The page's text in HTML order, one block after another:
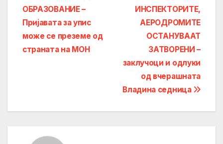
navigation
ИНСПЕКТОРИТЕ,
АЕРОДРОМИТЕ
ОСТАНУВААТ
ЗАТВОРЕНИ –
заклучоци и одлуки
од вчерашната
Владина седница
ОБРАЗОВАНИЕ –
Пријавата за упис
може се преземе од
страната на МОН